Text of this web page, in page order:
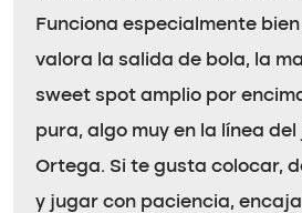
Funciona especialmente
valora la salida de bola, la
sweet spot amplio por
pura, algo muy en la línea
Ortega. Si te gusta colocar,
y jugar con paciencia, encaja